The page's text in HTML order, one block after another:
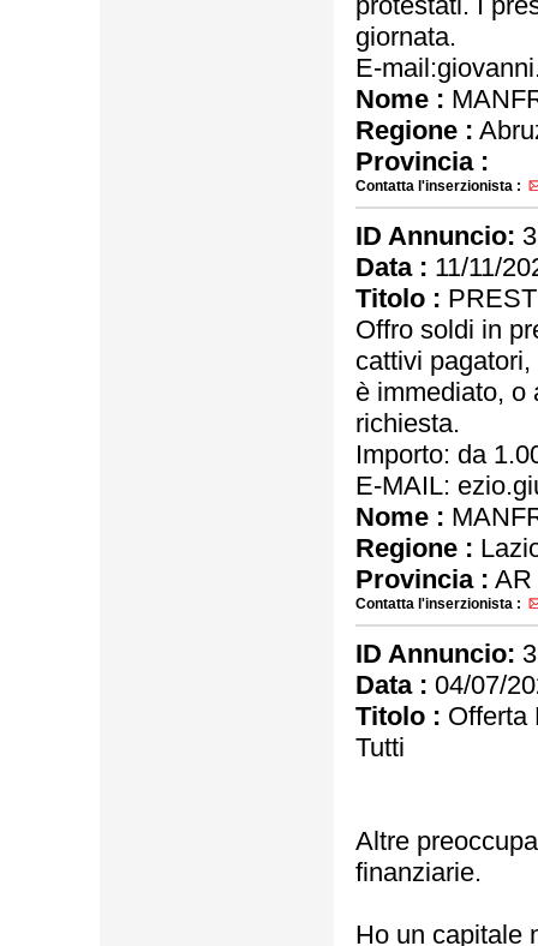
giornata.
E-
Nome :
Regione :
Provincia :
Contatta l'inserzionista :
ID Annuncio:
Data : 11/11/
Titolo :
Offro soldi in
cattivi
è immediato, o
richiesta.
Importo: da
E-MAIL:
Nome :
Regione :
Provincia : AR
Contatta l'inserzionista :
ID Annuncio:
Data : 04/07/
Titolo : Offerta
Tutti
Altre
finanziarie.
Ho un capitale